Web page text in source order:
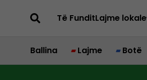
Të FunditLajme lokale
Ballina Lajme Botë